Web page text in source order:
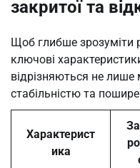
закритої та
Щоб глибше зрозуміти
ключові
відрізняються не
стабільністю та
Характерист
ика